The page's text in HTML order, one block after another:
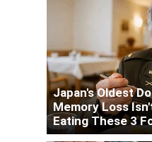
Japan's Oldest
Memory Loss
Eating These 3